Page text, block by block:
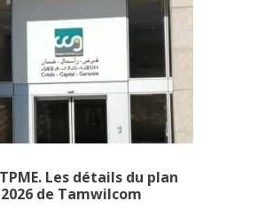
Les détails du plan
de Tamwilcom